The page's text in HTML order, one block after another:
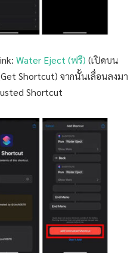
Water Eject (ฟรี) (เปิดบน
Shortcut) จากนั้นเลื่อนลงมา
Shortcut